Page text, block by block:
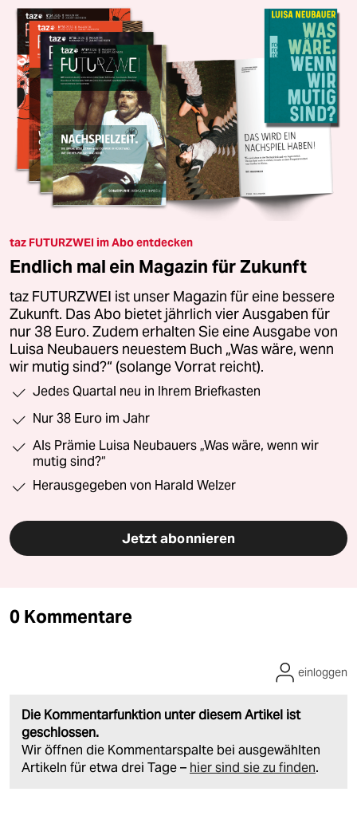
taz FUTURZWEI im Abo entdecken
Endlich mal ein Magazin für Zukunft
taz FUTURZWEI ist unser Magazin für eine bessere
Zukunft. Das Abo bietet jährlich vier Ausgaben für
nur 38 Euro. Zudem erhalten Sie eine Ausgabe von
Luisa Neubauers neuestem Buch „Was wäre, wenn
wir mutig sind?“ (solange Vorrat reicht).
Jedes Quartal neu in Ihrem Briefkasten
Nur 38 Euro im Jahr
Als Prämie Luisa Neubauers „Was wäre, wenn wir
mutig sind?“
Herausgegeben von Harald Welzer
Jetzt abonnieren
0 Kommentare
Die Kommentarfunktion unter diesem Artikel ist
geschlossen.
Wir öffnen die Kommentarspalte bei ausgewählten
Artikeln für etwa drei Tage – hier sind sie zu finden.
einloggen